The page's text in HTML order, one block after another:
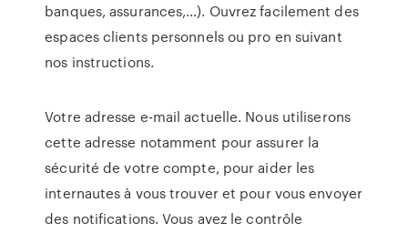
banques, assurances,…). Ouvrez facilement des
espaces clients personnels ou pro en suivant
nos instructions.
Votre adresse e-mail actuelle. Nous utiliserons
cette adresse notamment pour assurer la
sécurité de votre compte, pour aider les
internautes à vous trouver et pour vous envoyer
des notifications. Vous avez le contrôle